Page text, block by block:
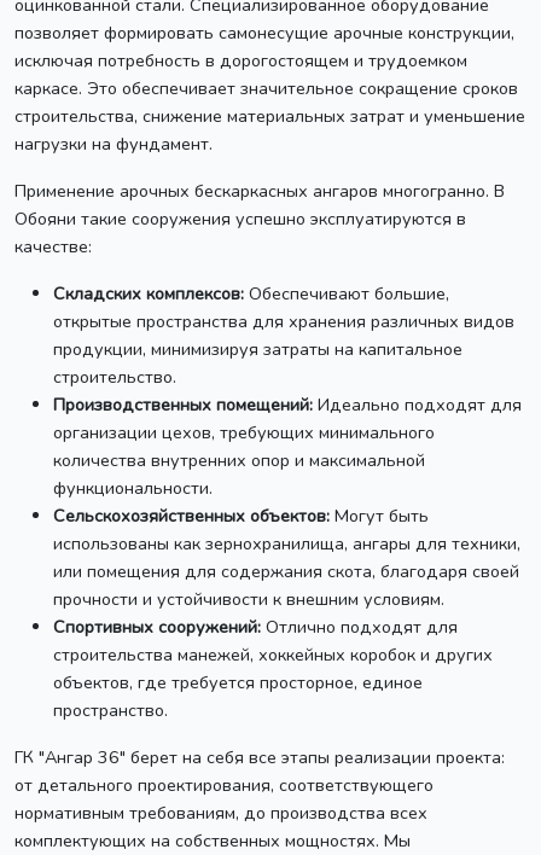
оцинкованной стали. Специализированное оборудование
позволяет формировать самонесущие арочные конструкции,
исключая потребность в дорогостоящем и трудоемком
каркасе. Это обеспечивает значительное сокращение сроков
строительства, снижение материальных затрат и уменьшение
нагрузки на фундамент.
Применение арочных бескаркасных ангаров многогранно. В
Обояни такие сооружения успешно эксплуатируются в
качестве:
Складских комплексов: Обеспечивают большие,
открытые пространства для хранения различных видов
продукции, минимизируя затраты на капитальное
строительство.
Производственных помещений: Идеально подходят для
организации цехов, требующих минимального
количества внутренних опор и максимальной
функциональности.
Сельскохозяйственных объектов: Могут быть
использованы как зернохранилища, ангары для техники,
или помещения для содержания скота, благодаря своей
прочности и устойчивости к внешним условиям.
Спортивных сооружений: Отлично подходят для
строительства манежей, хоккейных коробок и других
объектов, где требуется просторное, единое
пространство.
ГК "Ангар 36" берет на себя все этапы реализации проекта:
от детального проектирования, соответствующего
нормативным требованиям, до производства всех
комплектующих на собственных мощностях. Мы